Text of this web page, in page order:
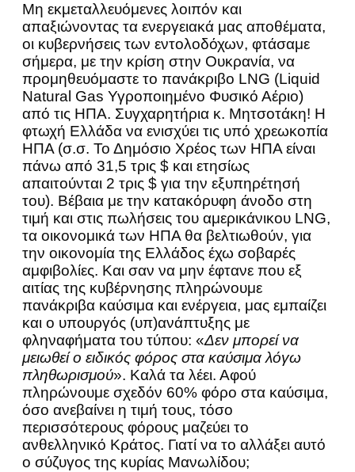
Μη εκμεταλλευόμενες λοιπόν και
απαξιώνοντας τα ενεργειακά μας αποθέματα,
οι κυβερνήσεις των εντολοδόχων, φτάσαμε
σήμερα, με την κρίση στην Ουκρανία, να
προμηθευόμαστε το πανάκριβο LNG (Liquid
Natural Gas Υγροποιημένο Φυσικό Αέριο)
από τις ΗΠΑ. Συγχαρητήρια κ. Μητσοτάκη! Η
φτωχή Ελλάδα να ενισχύει τις υπό χρεωκοπία
ΗΠΑ (σ.σ. Το Δημόσιο Χρέος των ΗΠΑ είναι
πάνω από 31,5 τρις $ και ετησίως
απαιτούνται 2 τρις $ για την εξυπηρέτησή
του). Βέβαια με την κατακόρυφη άνοδο στη
τιμή και στις πωλήσεις του αμερικάνικου LNG,
τα οικονομικά των ΗΠΑ θα βελτιωθούν, για
την οικονομία της Ελλάδος έχω σοβαρές
αμφιβολίες. Και σαν να μην έφτανε που εξ
αιτίας της κυβέρνησης πληρώνουμε
πανάκριβα καύσιμα και ενέργεια, μας εμπαίζει
και ο υπουργός (υπ)ανάπτυξης με
φληναφήματα του τύπου: «Δεν μπορεί να
μειωθεί ο ειδικός φόρος στα καύσιμα λόγω
πληθωρισμού». Καλά τα λέει. Αφού
πληρώνουμε σχεδόν 60% φόρο στα καύσιμα,
όσο ανεβαίνει η τιμή τους, τόσο
περισσότερους φόρους μαζεύει το
ανθελληνικό Κράτος. Γιατί να το αλλάξει αυτό
ο σύζυγος της κυρίας Μανωλίδου;